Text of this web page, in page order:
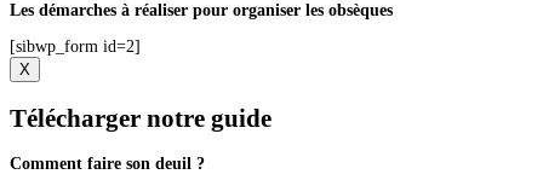
Les démarches à réaliser pour organiser les obsèques
[sibwp_form id=2]
X
Télécharger notre guide
Comment faire son deuil ?